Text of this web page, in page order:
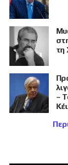
τη
–